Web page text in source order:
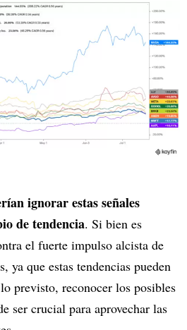
ignorar estas señales
de tendencia. Si bien es
el fuerte impulso alcista de
ya que estas tendencias pueden
previsto, reconocer los posibles
ser crucial para aprovechar las